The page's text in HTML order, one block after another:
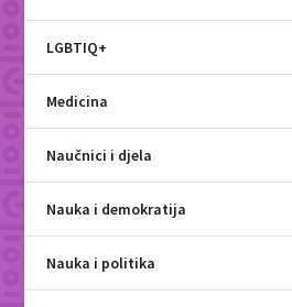
LGBTIQ+
Medicina
Naučnici i djela
Nauka i demokratija
Nauka i politika